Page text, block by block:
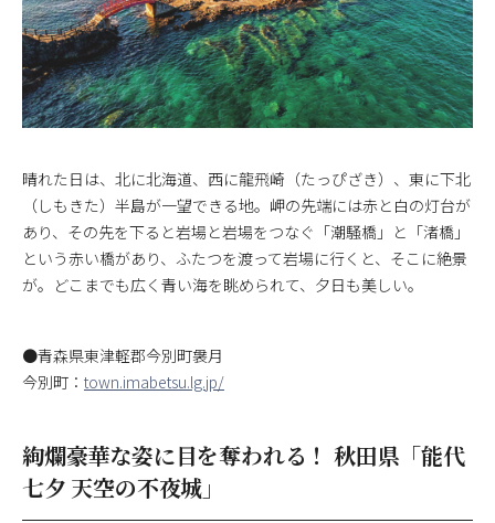
晴れた日は、北に北海道、西に龍飛崎（たっぴざき）、東に下北
（しもきた）半島が一望できる地。岬の先端には赤と白の灯台が
あり、その先を下ると岩場と岩場をつなぐ「潮騒橋」と「渚橋」
という赤い橋があり、ふたつを渡って岩場に行くと、そこに絶景
が。どこまでも広く青い海を眺められて、夕日も美しい。
●青森県東津軽郡今別町袰月
今別町： town.imabetsu.lg.jp/
絢爛豪華な姿に目を奪われる！ 秋田県「能代
七夕 天空の不夜城」